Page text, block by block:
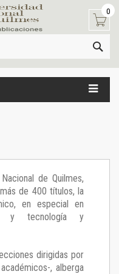
0
de Quilmes,
de 400 títulos, la
en especial en
y tecnología y
dirigidas por
, alberga